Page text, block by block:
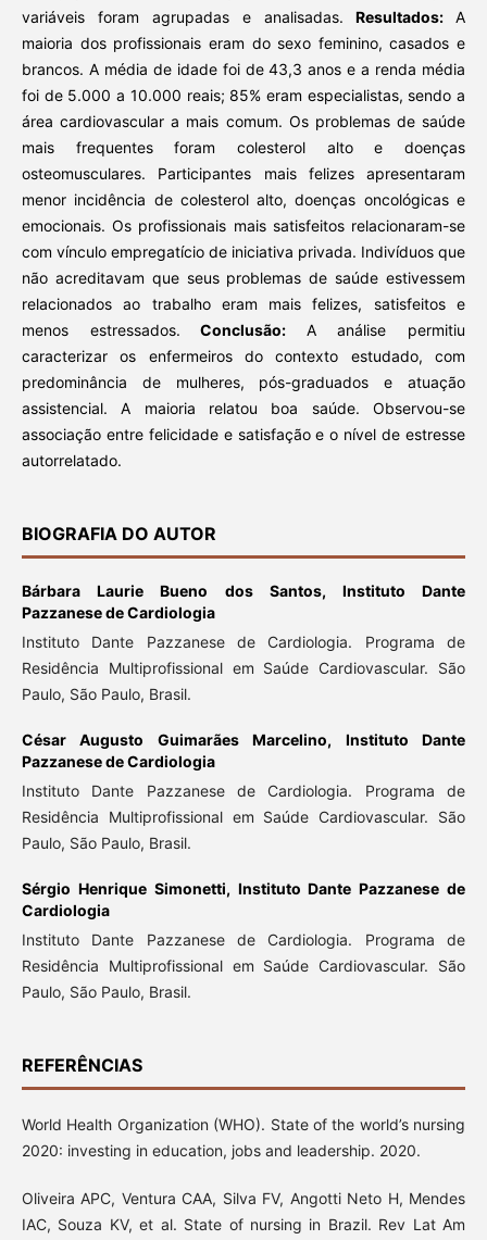
variáveis foram agrupadas e analisadas. Resultados:A
maioria dos profissionais eram do sexo feminino, casados e
brancos. A média de idade foi de 43,3 anos e a renda média
foi de 5.000 a 10.000 reais; 85% eram especialistas, sendo a
área cardiovascular a mais comum. Os problemas de saúde
mais frequentes foram colesterol alto e doenças
osteomusculares. Participantes mais felizes apresentaram
menor incidência de colesterol alto, doenças oncológicas e
emocionais. Os profissionais mais satisfeitos relacionaram-se
com vínculo empregatício de iniciativa privada. Indivíduos que
não acreditavam que seus problemas de saúde estivessem
relacionados ao trabalho eram mais felizes, satisfeitos e
menos estressados. Conclusão: A análise permitiu
caracterizar os enfermeiros do contexto estudado, com
predominância de mulheres, pós-graduados e atuação
assistencial. A maioria relatou boa saúde. Observou-se
associação entre felicidade e satisfação e o nível de estresse
autorrelatado.
BIOGRAFIA DO AUTOR
Bárbara Laurie Bueno dos Santos, Instituto Dante
Pazzanese de Cardiologia
Instituto Dante Pazzanese de Cardiologia. Programa de
Residência Multiprofissional em Saúde Cardiovascular. São
Paulo, São Paulo, Brasil.
César Augusto Guimarães Marcelino, Instituto Dante
Pazzanese de Cardiologia
Instituto Dante Pazzanese de Cardiologia. Programa de
Residência Multiprofissional em Saúde Cardiovascular. São
Paulo, São Paulo, Brasil.
Sérgio Henrique Simonetti, Instituto Dante Pazzanese de
Cardiologia
Instituto Dante Pazzanese de Cardiologia. Programa de
Residência Multiprofissional em Saúde Cardiovascular. São
Paulo, São Paulo, Brasil.
REFERÊNCIAS
World Health Organization (WHO). State of the world’s nursing
2020: investing in education, jobs and leadership. 2020.
Oliveira APC, Ventura CAA, Silva FV, Angotti Neto H, Mendes
IAC, Souza KV, et al. State of nursing in Brazil. Rev Lat Am